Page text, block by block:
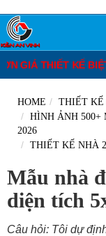
M2.ĐƠN GIÁ XÂY
HOME
THIẾT KẾ
HÌNH ẢNH 500+
2026
THIẾT KẾ NHÀ
Mẫu nhà
diện tích
Câu hỏi: Tôi dự